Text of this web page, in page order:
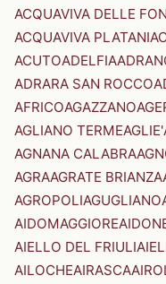
ACQUAVIVA DELLE
ACQUAVIVA PLATANI
ACUTOADELFIA
ADRARA SAN ROCCO
AFRICOAGAZZANO
AGLIANO TERMEAGLIE'
AGNANA CALABRA
AGRAAGRATE BRIANZA
AGROPOLIAGUGLIANO
AIDOMAGGIORE
AIELLO DEL FRIULI
AILOCHEAIRASCA